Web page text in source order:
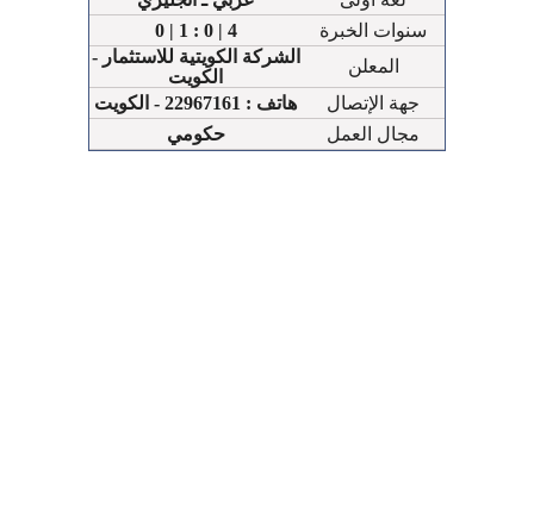
0 | 1 : 0 | 4
سنوات الخبرة
الشركة الكويتية للاستثمار -
الكويت
المعلن
هاتف : 22967161 - الكويت
جهة الإتصال
حكومي
مجال العمل